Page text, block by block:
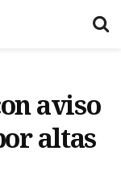
aviso
altas